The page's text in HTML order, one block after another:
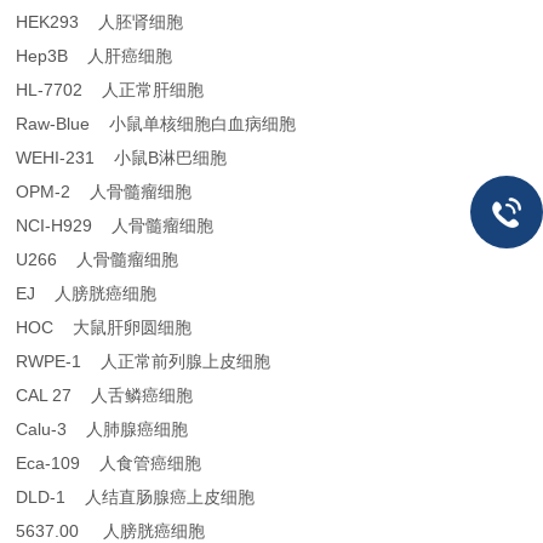
HEK293 人胚肾细胞
Hep3B 人肝癌细胞
HL-7702 人正常肝细胞
Raw-Blue 小鼠单核细胞白血病细胞
WEHI-231 小鼠B淋巴细胞
OPM-2 人骨髓瘤细胞
NCI-H929 人骨髓瘤细胞
U266 人骨髓瘤细胞
EJ 人膀胱癌细胞
HOC 大鼠肝卵圆细胞
RWPE-1 人正常前列腺上皮细胞
CAL 27 人舌鳞癌细胞
Calu-3 人肺腺癌细胞
Eca-109 人食管癌细胞
DLD-1 人结直肠腺癌上皮细胞
5637.00 人膀胱癌细胞